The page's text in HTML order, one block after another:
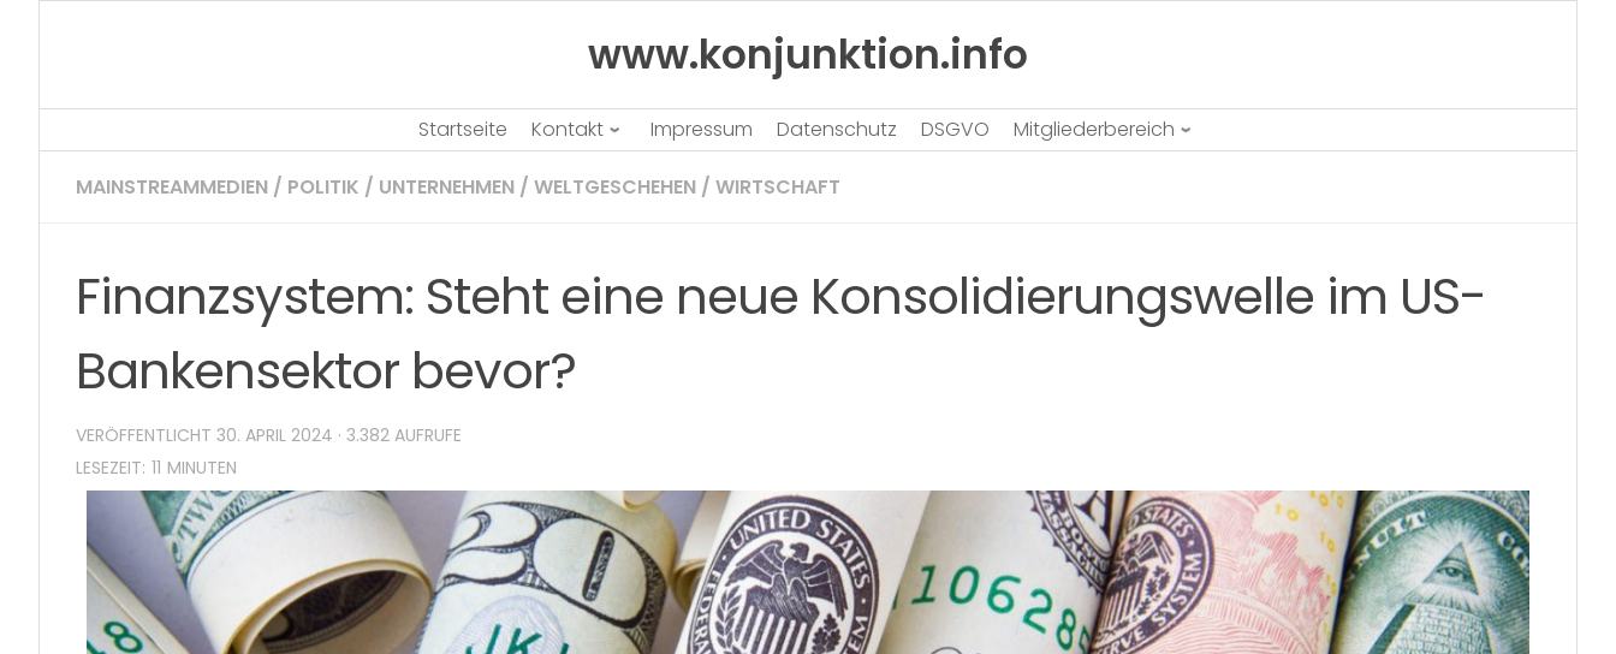
www.konjunktion.info
Startseite Kontakt Impressum Datenschutz DSGVO Mitgliederbereich
MAINSTREAMMEDIEN / POLITIK / UNTERNEHMEN / WELTGESCHEHEN / WIRTSCHAFT
Finanzsystem: Steht eine neue Konsolidierungswelle im US-
Bankensektor bevor?
VERÖFFENTLICHT 30. APRIL 2024 · 3.382 AUFRUFE